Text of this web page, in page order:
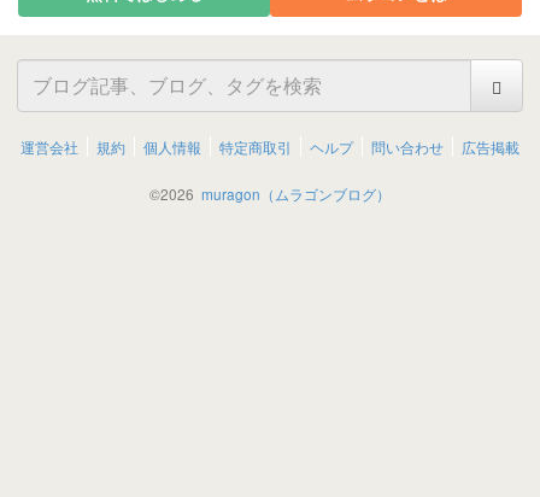
運営会社 規約 個人情報 特定商取引 ヘルプ 問い合わせ 広告掲載
©2026 muragon（ムラゴンブログ）